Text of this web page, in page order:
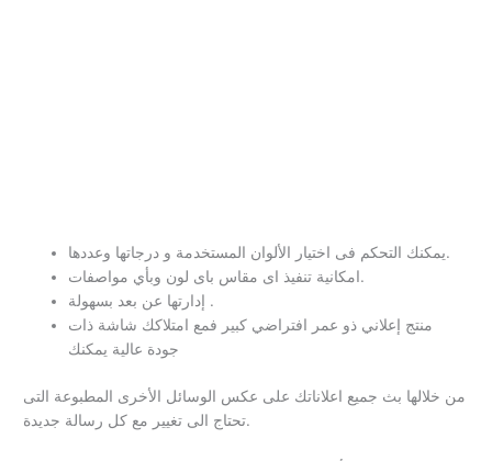
يمكنك التحكم فى اختيار الألوان المستخدمة و درجاتها وعددها.
امكانية تنفيذ اى مقاس باى لون وبأي مواصفات.
إدارتها عن بعد بسهولة .
منتج إعلاني ذو عمر افتراضي كبير فمع امتلاكك شاشة ذات
جودة عالية يمكنك
من خلالها بث جميع اعلاناتك على عكس الوسائل الأخرى المطبوعة التى
تحتاج الى تغيير مع كل رسالة جديدة.